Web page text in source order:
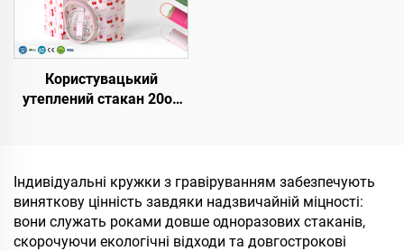
Користувацький
утеплений стакан 20oz
нержавіюча подорожня
кружка з ручкою для
гарячих і холодних
напоїв
Індивідуальні кружки з гравіруванням забезпечують
виняткову цінність завдяки надзвичайній міцності:
вони служать роками довше одноразових стаканів,
скорочуючи екологічні відходи та довгострокові